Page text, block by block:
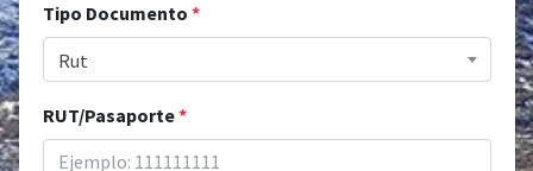
Tipo Documento *
Rut
RUT/Pasaporte*